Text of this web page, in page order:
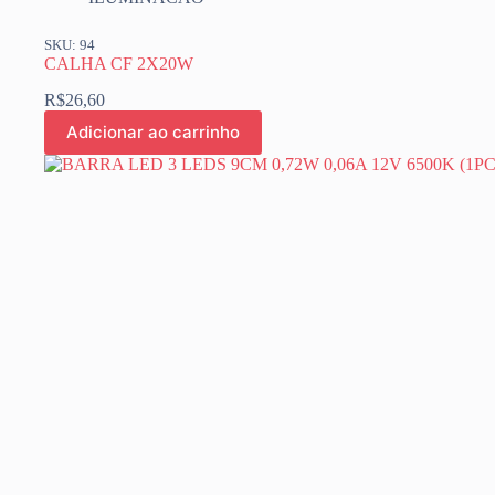
SKU: 94
CALHA CF 2X20W
R$26,60
Adicionar ao carrinho